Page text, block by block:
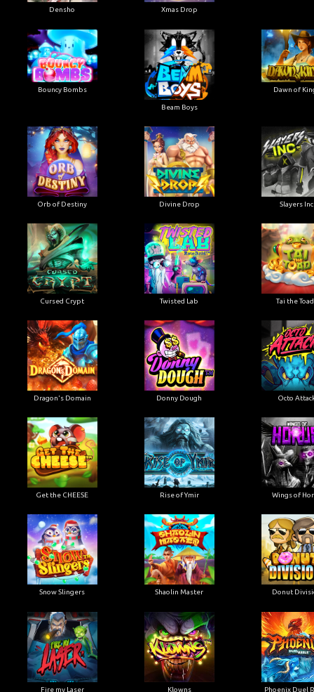
Densho Xmas Drop
Bouncy Bombs
Beam Boys
Dawn of
Orb of Destiny Divine Drop Slayers Inc
Cursed Crypt Twisted Lab Tai the
Dragon's Domain Donny Dough Octo
Get the CHEESE Rise of Ymir Wings of
Snow Slingers Shaolin Master Donut
Fire my Laser Klowns Phoenix Duel